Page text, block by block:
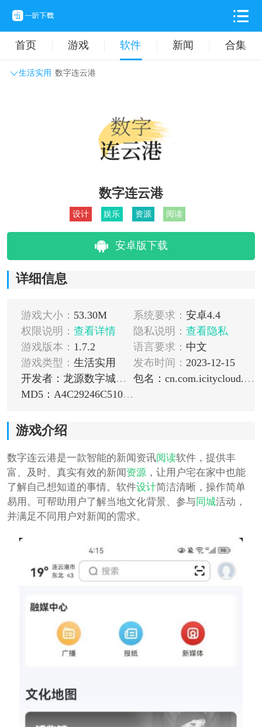
首页 游戏 软件 新闻 合集
生活实用 数字连云港
拍摄美化 时尚购物
数字连云港
设计 娱乐 资源 阅读
安卓版下载
详细信息
游戏大小： 53.30M 系统要求： 安卓4.4
权限说明： 查看详情 隐私说明： 查看隐私
游戏版本： 1.7.2 语言要求： 中文
游戏类型： 生活实用 发布时间： 2023-12-15
开发者：龙源数字城市（北京）科技有限公司
包名：cn.com.icitycloud.lianyungang
MD5：A4C29246C510707C1A6A6CE383C73A41
游戏介绍
数字连云港是一款智能的新闻资讯阅读软件，提供丰
富、及时、真实有效的新闻资源，让用户宅在家中也能
了解自己想知道的事情。软件设计简洁清晰，操作简单
易用。可帮助用户了解当地文化背景、参与同城活动，
并满足不同用户对新闻的需求。